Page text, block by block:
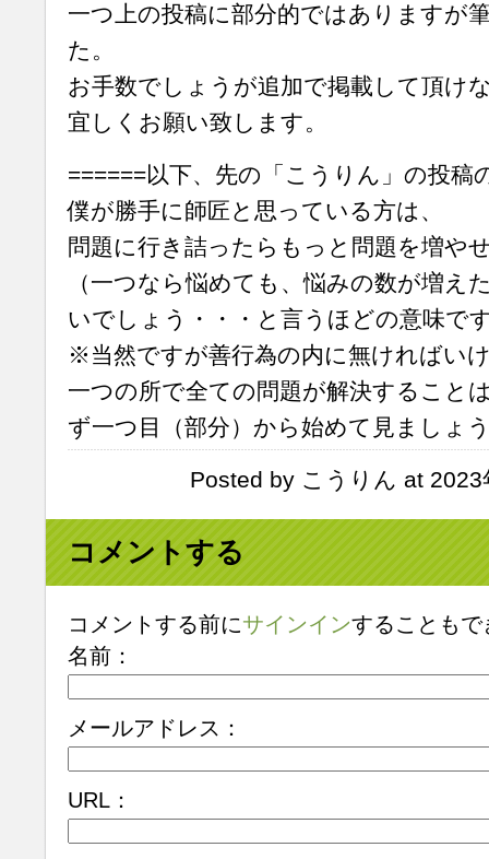
一つ上の投稿に部分的ではありますが
た。
お手数でしょうが追加で掲載して頂け
宜しくお願い致します。
======以下、先の「こうりん」の投稿
僕が勝手に師匠と思っている方は、
問題に行き詰ったらもっと問題を増や
（一つなら悩めても、悩みの数が増え
いでしょう・・・と言うほどの意味で
※当然ですが善行為の内に無ければい
一つの所で全ての問題が解決すること
ず一つ目（部分）から始めて見ましょ
Posted by こうりん at
コメントする
コメントする前にサインインすることもで
名前：
メールアドレス：
URL：